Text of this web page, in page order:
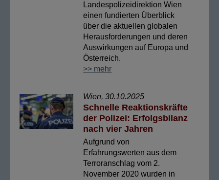
Landespolizeidirektion Wien
einen fundierten Überblick
über die aktuellen globalen
Herausforderungen und deren
Auswirkungen auf Europa und
Österreich.
>> mehr
Wien, 30.10.2025
Schnelle Reaktionskräfte
der Polizei: Erfolgsbilanz
nach vier Jahren
Aufgrund von
Erfahrungswerten aus dem
Terroranschlag vom 2.
November 2020 wurden in